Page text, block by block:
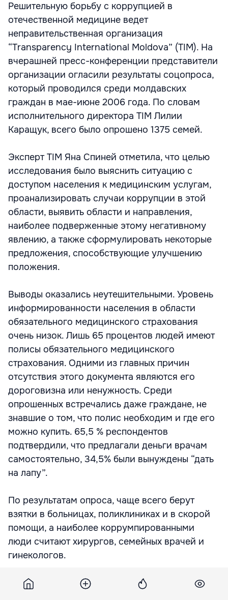
Решительную борьбу с коррупцией в
отечественной медицине ведет
неправительственная организация
“Transparency International Moldova” (TIM). На
вчерашней пресс-конференции представители
организации огласили результаты соцопроса,
который проводился среди молдавских
граждан в мае-июне 2006 года. По словам
исполнительного директора TIM Лилии
Каращук, всего было опрошено 1375 семей.
Эксперт TIM Яна Спиней отметила, что целью
исследования было выяснить ситуацию с
доступом населения к медицинским услугам,
проанализировать случаи коррупции в этой
области, выявить области и направления,
наиболее подверженные этому негативному
явлению, а также сформулировать некоторые
предложения, способствующие улучшению
положения.
Выводы оказались неутешительными. Уровень
информированности населения в области
обязательного медицинского страхования
очень низок. Лишь 65 процентов людей имеют
полисы обязательного медицинского
страхования. Одними из главных причин
отсутствия этого документа являются его
дороговизна или ненужность. Среди
опрошенных встречались даже граждане, не
знавшие о том, что полис необходим и где его
можно купить. 65,5 % респондентов
подтвердили, что предлагали деньги врачам
самостоятельно, 34,5% были вынуждены “дать
на лапу”.
По результатам опроса, чаще всего берут
взятки в больницах, поликлиниках и в скорой
помощи, а наиболее коррумпированными
люди считают хирургов, семейных врачей и
гинекологов.
Среди наиболее распространенных нарушений